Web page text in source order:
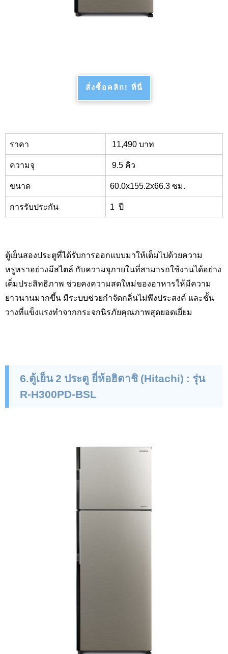
สั่งซื้อคลิก! ที่นี่
ราคา 11, 490 บาท
ความจุ 9.5 คิว
ขนาด 60 .0x155.2x66.3 ซม.
การรับประกัน 1 ปี
ตู้เย็นสองประตูที่ได้รับการออกแบบมาให้เต็มไปด้วยความ
หรูหราอย่างมีสไตล์ กับความจุภายในที่สามารถใช้งานได้อย่าง
เต็มประสิทธิภาพ ช่วยคงความสดใหม่ของอาหารให้มีความ
ยาวนานมากขึ้น มีระบบช่วยกำจัดกลิ่นไม่พึงประสงค์ และชั้น
วางที่แข็งแรงทำจากกระจกนิรภัยคุณภาพสุดยอดเยี่ยม
6.ตู้เย็น 2 ประตู ยี่ห้อฮิตาชิ (Hitachi) : รุ่น
R-H300PD-BSL